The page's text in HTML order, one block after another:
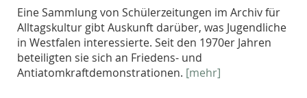
Eine Sammlung von Schülerzeitungen im Archiv für
Alltagskultur gibt Auskunft darüber, was Jugendliche
in Westfalen interessierte. Seit den 1970er Jahren
beteiligten sie sich an Friedens- und
Antiatomkraftdemonstrationen. [mehr]